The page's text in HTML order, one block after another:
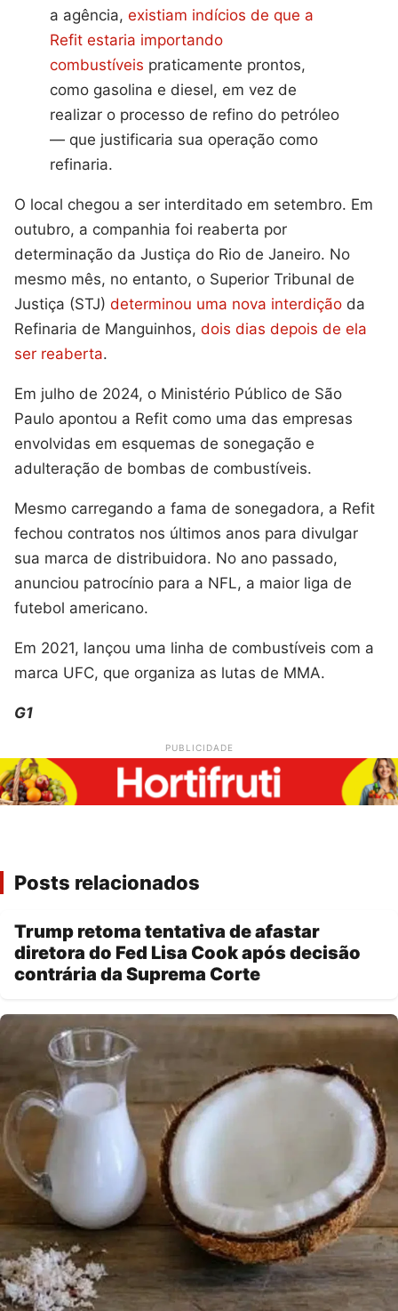
a agência, existiam indícios de que a
Refit estaria importando
combustíveis praticamente prontos,
como gasolina e diesel, em vez de
realizar o processo de refino do petróleo
— que justificaria sua operação como
refinaria.
O local chegou a ser interditado em setembro. Em
outubro, a companhia foi reaberta por
determinação da Justiça do Rio de Janeiro. No
mesmo mês, no entanto, o Superior Tribunal de
Justiça (STJ) determinou uma nova interdição da
Refinaria de Manguinhos, dois dias depois de ela
ser reaberta.
Em julho de 2024, o Ministério Público de São
Paulo apontou a Refit como uma das empresas
envolvidas em esquemas de sonegação e
adulteração de bombas de combustíveis.
Mesmo carregando a fama de sonegadora, a Refit
fechou contratos nos últimos anos para divulgar
sua marca de distribuidora. No ano passado,
anunciou patrocínio para a NFL, a maior liga de
futebol americano.
Em 2021, lançou uma linha de combustíveis com a
marca UFC, que organiza as lutas de MMA.
G1
PUBLICIDADE
Posts relacionados
Trump retoma tentativa de afastar
diretora do Fed Lisa Cook após decisão
contrária da Suprema Corte